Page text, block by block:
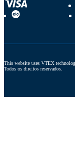
This website uses VTEX
Todos os direitos reservados.